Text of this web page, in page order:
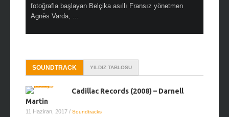
fotoğrafla başlayan Belçika asıllı Fransız yönetmen
Agnès Varda, ...
SOUNDTRACK YILDIZ TABLOSU
Cadillac Records (2008) – Darnell
Martin
11 Haziran, 2017 / Soundtracks